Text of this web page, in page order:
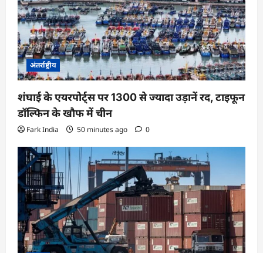
अंतर्राष्ट्रीय
शंघाई के एयरपोर्ट्स पर 1300 से ज्यादा उड़ानें रद, टाइफून
डॉल्फिन के खौफ में चीन
Fark India 50 minutes ago 0